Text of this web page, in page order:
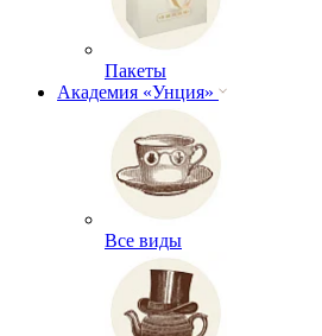
Пакеты
Академия «Унция»
Все виды